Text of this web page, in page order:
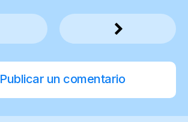
Publicar un comentario